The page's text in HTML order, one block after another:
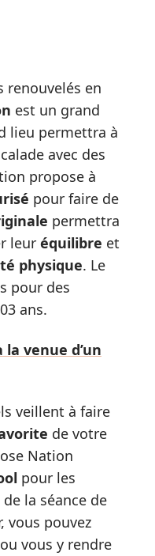
renouvelés en
est un grand
lieu permettra à
avec des
propose à
pour faire de
permettra
leur équilibre et
physique. Le
pour des
ans.
venue d’un
veillent à faire
de votre
Nation
pour les
la séance de
vous pouvez
vous y rendre